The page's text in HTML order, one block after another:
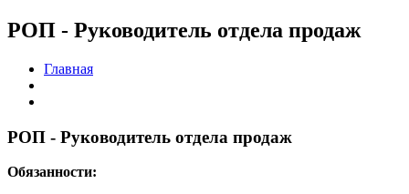
РОП - Руководитель отдела продаж
Главная
РОП - Руководитель отдела продаж
Обязанности: